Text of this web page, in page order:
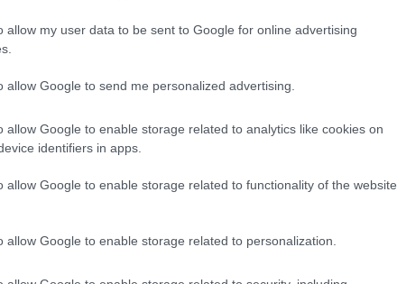
allow my user data to be sent to Google for online advertising
allow Google to send me personalized advertising.
allow Google to enable storage related to analytics like cookies on
identifiers in apps.
allow Google to enable storage related to functionality of the website
allow Google to enable storage related to personalization.
αφού ριχθεί
αφού περάσει
μεν μπορούμε να μετανιώσουμε για τη
μας, αλλά έχει αξία να μην την επαναλάβουμε.
βασικές αξίες της σχέσης.